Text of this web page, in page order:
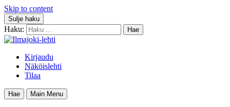
Skip to content
Sulje haku
Haku:
Kirjaudu
Näköislehti
Tilaa
Hae Main Menu